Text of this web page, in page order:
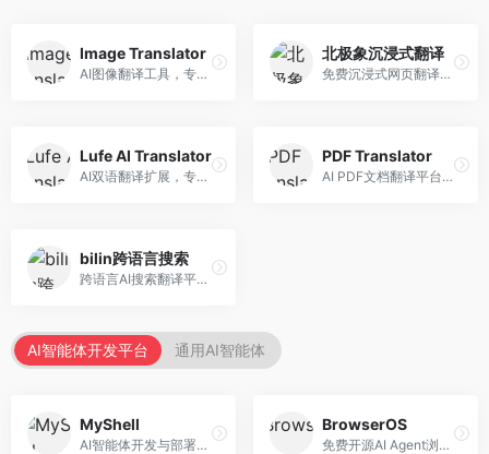
Image Translator
AI图像翻译工具，专注于图片文字翻译。面向设计师和电商从业者，提供图片文字识别、翻译、替换等服务，图像翻译效果好。
北极象沉浸式翻译
免费沉浸式网页翻译工具，专注于阅读体验。面向普通用户，提供网页双语翻译、文档翻译等服务，免费使用，翻译质量高。
Lufe AI Translator
AI双语翻译扩展，专注于浏览器翻译场景。面向外语内容阅读者，提供网页双语翻译、划词翻译等服务，浏览器集成便捷。
PDF Translator
AI PDF文档翻译平台，专注于文档本地化。面向商务人士，提供PDF翻译、格式保留、批量处理等服务，文档翻译专业。
bilin跨语言搜索
跨语言AI搜索翻译平台，专注于信息获取。面向研究者和内容创作者，提供跨语言搜索、内容翻译、信息整合等服务，跨语言检索能力强。
AI智能体开发平台 通用AI智能体
MyShell
AI智能体开发与部署平台，专注于语音交互智能体。面向开发者，提供语音智能体创建、部署服务、社区分享等功能，语音交互能力强。
BrowserOS
免费开源AI Agent浏览器，专注于浏览器自动化。面向开发者，提供浏览器控制、任务自动化、API接口等服务，开源免费。